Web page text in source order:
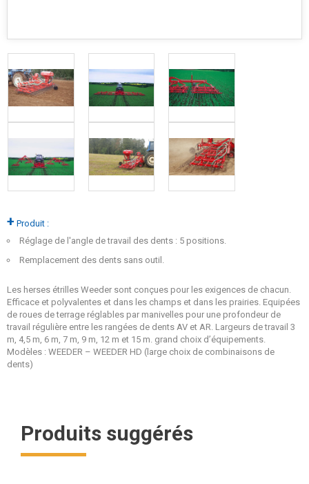
+ Produit :
Réglage de l'angle de travail des dents : 5 positions.
Remplacement des dents sans outil.
Les herses étrilles Weeder sont conçues pour les exigences de chacun.
Efficace et polyvalentes et dans les champs et dans les prairies. Equipées
de roues de terrage réglables par manivelles pour une profondeur de
travail régulière entre les rangées de dents AV et AR. Largeurs de travail 3
m, 4,5 m, 6 m, 7 m, 9 m, 12 m et 15 m. grand choix d’équipements.
Modèles : WEEDER – WEEDER HD (large choix de combinaisons de
dents)
Produits suggérés